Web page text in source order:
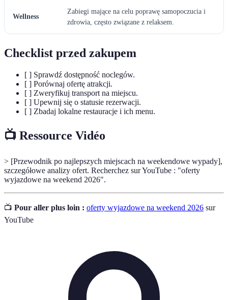
Wellness
Zabiegi mające na celu poprawę samopoczucia i
zdrowia, często związane z relaksem.
Checklist przed zakupem
[ ] Sprawdź dostępność noclegów.
[ ] Porównaj ofertę atrakcji.
[ ] Zweryfikuj transport na miejscu.
[ ] Upewnij się o statusie rezerwacji.
[ ] Zbadaj lokalne restauracje i ich menu.
📺 Ressource Vidéo
> [Przewodnik po najlepszych miejscach na weekendowe wypady],
szczegółowe analizy ofert. Recherchez sur YouTube : "oferty
wyjazdowe na weekend 2026".
📺 Pour aller plus loin : oferty wyjazdowe na weekend 2026 sur
YouTube